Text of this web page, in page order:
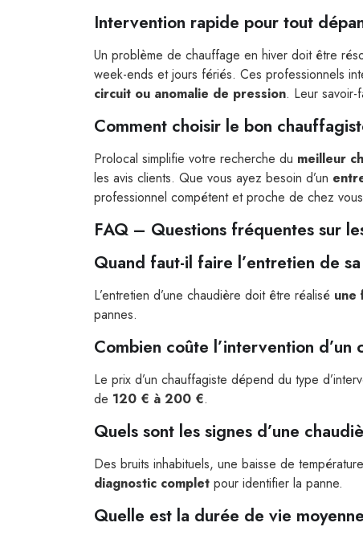
Intervention rapide pour tout
Un problème de chauffage en hiver doit être
week-ends et jours fériés. Ces professionnels
circuit ou anomalie de pression. Leur savoir-
Comment choisir le bon
Prolocal simplifie votre recherche du meilleur
les avis clients. Que vous ayez besoin d’un
professionnel compétent et proche de chez
FAQ – Questions fréquentes sur
Quand faut-il faire l’entretien de
L’entretien d’une chaudière doit être réalisé une
pannes.
Combien coûte l’intervention d’un
Le prix d’un chauffagiste dépend du type
de 120 € à 200 €.
Quels sont les signes d’une
Des bruits inhabituels, une baisse de
diagnostic complet pour identifier la panne.
Quelle est la durée de vie